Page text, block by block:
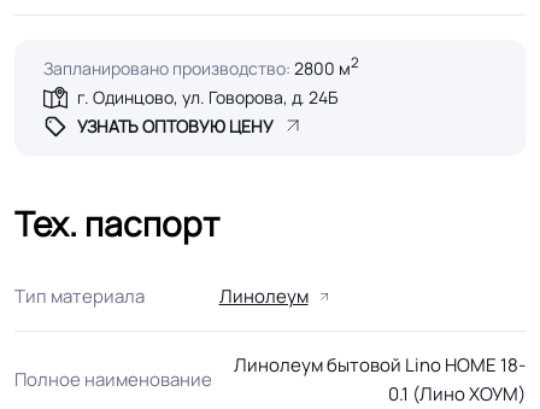
Запланировано производство: 2800 м2
г. Одинцово, ул. Говорова, д. 24Б
УЗНАТЬ ОПТОВУЮ ЦЕНУ
Тех. паспорт
Тип материала Линолеум
Полное наименование
Линолеум бытовой Lino HOME 18-
0.1 (Лино ХОУМ)